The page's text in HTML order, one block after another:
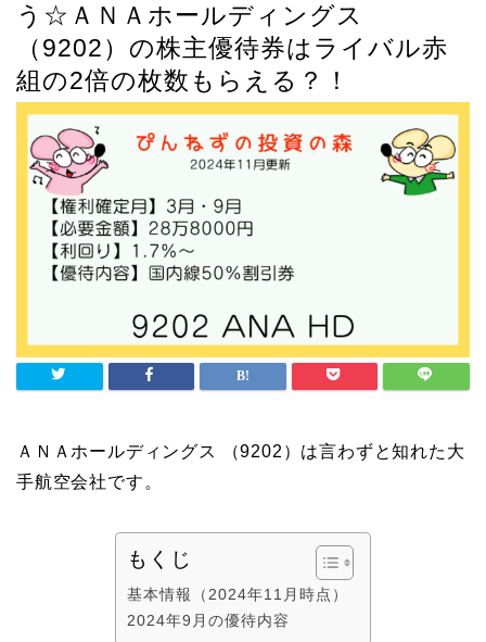
う☆ＡＮＡホールディングス
（9202）の株主優待券はライバル赤
組の2倍の枚数もらえる？！
ＡＮＡホールディングス （9202）は言わずと知れた大
手航空会社です。
もくじ
基本情報（2024年11月時点）
2024年9月の優待内容